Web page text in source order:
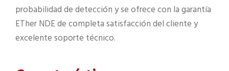
probabilidad de detección y se ofrece con la garantía
ETher NDE de completa satisfacción del cliente y
excelente soporte técnico.